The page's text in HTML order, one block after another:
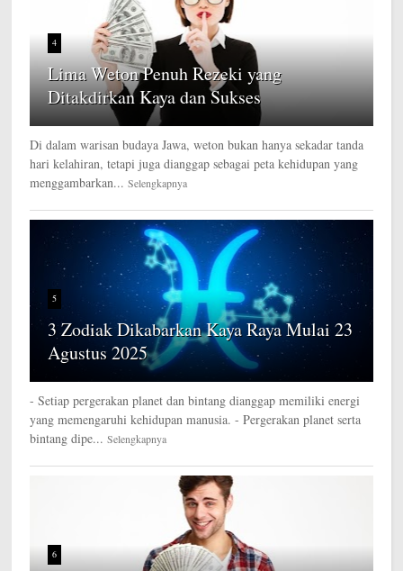
4
Lima Weton Penuh Rezeki yang
Ditakdirkan Kaya dan Sukses
Di dalam warisan budaya Jawa, weton bukan hanya sekadar tanda
hari kelahiran, tetapi juga dianggap sebagai peta kehidupan yang
menggambarkan... Selengkapnya
5
3 Zodiak Dikabarkan Kaya Raya Mulai 23
Agustus 2025
- Setiap pergerakan planet dan bintang dianggap memiliki energi
yang memengaruhi kehidupan manusia. - Pergerakan planet serta
bintang dipe... Selengkapnya
6